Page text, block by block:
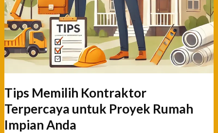
Tips Memilih Kontraktor
Terpercaya untuk Proyek Rumah
Impian Anda